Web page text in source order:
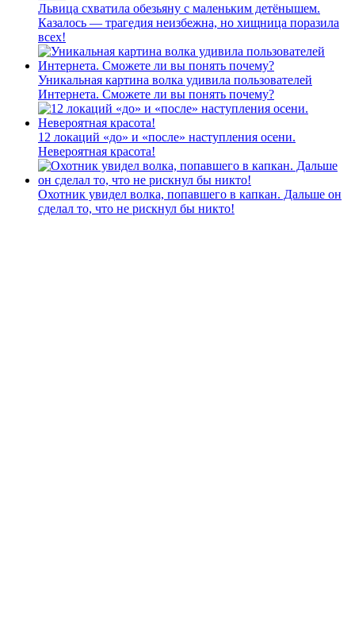
Львица схватила обезьяну с маленьким детёнышем.
Казалось — трагедия неизбежна, но хищница поразила
всех!
Уникальная картина волка удивила пользователей
Интернета. Сможете ли вы понять почему?
12 локаций «до» и «после» наступления осени.
Невероятная красота!
Охотник увидел волка, попавшего в капкан. Дальше он
сделал то, что не рискнул бы никто!